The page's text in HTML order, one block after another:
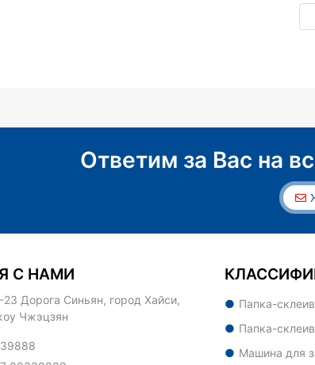
Ответим за Вас на
С НАМИ
23 Дорога Синьян, город Хайси,
Чжэцзян
Папка-
Папка-
Машина для